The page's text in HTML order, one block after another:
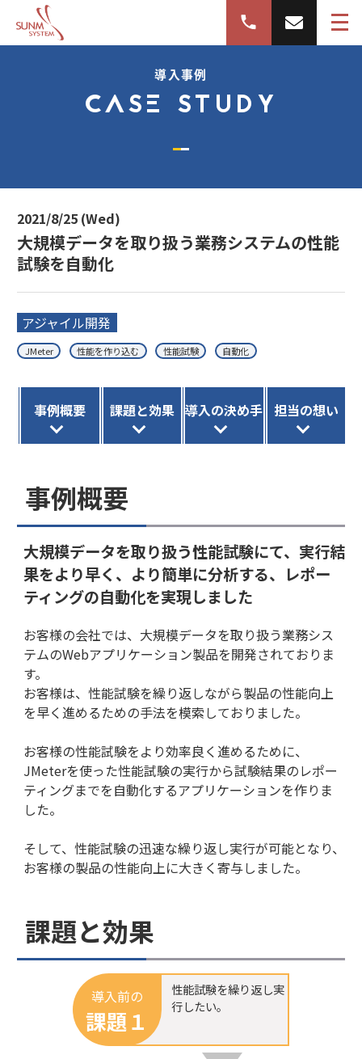
導入事例
CASE STUDY
2021/8/25 (Wed)
大規模データを取り扱う業務システムの性能
試験を自動化
アジャイル開発
JMeter 性能を作り込む 性能試験 自動化
事例概要 課題と効果 導入の決め手 担当の想い
事例概要
大規模データを取り扱う性能試験にて、実行結
果をより早く、より簡単に分析する、レポー
ティングの自動化を実現しました
お客様の会社では、大規模データを取り扱う業務シス
テムのWebアプリケーション製品を開発されておりま
す。
お客様は、性能試験を繰り返しながら製品の性能向上
を早く進めるための手法を模索しておりました。
お客様の性能試験をより効率良く進めるために、
JMeterを使った性能試験の実行から試験結果のレポー
ティングまでを自動化するアプリケーションを作りま
した。
そして、性能試験の迅速な繰り返し実行が可能となり、
お客様の製品の性能向上に大きく寄与しました。
課題と効果
導入前の
課題１
性能試験を繰り返し実
行したい。